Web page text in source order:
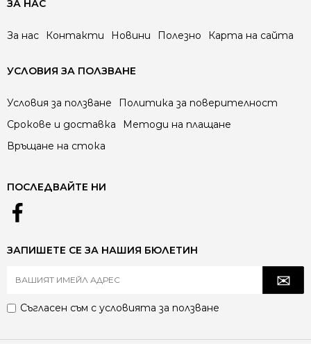
ЗА НАС
За нас Контакти Новини Полезно Карта на сайта
УСЛОВИЯ ЗА ПОЛЗВАНЕ
Условия за ползване
Политика за поверителност
Срокове и доставка
Методи на плащане
Връщане на стока
ПОСЛЕДВАЙТЕ НИ
ЗАПИШЕТЕ СЕ ЗА НАШИЯ БЮЛЕТИН
Съгласен съм с условията за ползване